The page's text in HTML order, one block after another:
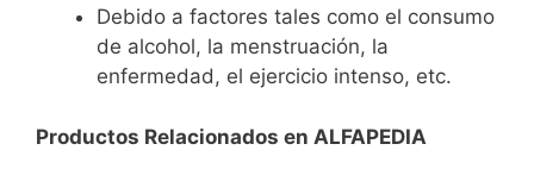
Debido a factores tales como el consumo
de alcohol, la menstruación, la
enfermedad, el ejercicio intenso, etc.
Productos Relacionados en ALFAPEDIA